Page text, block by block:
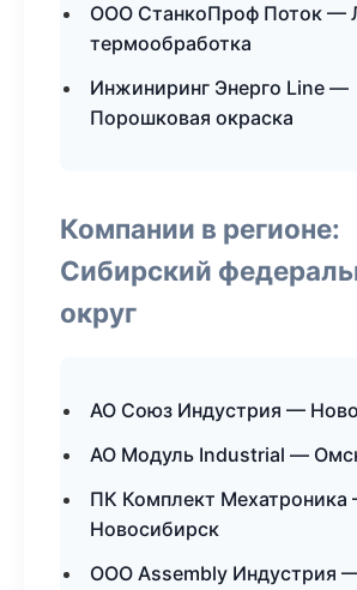
ООО СтанкоПроф Поток —
термообработка
Инжиниринг Энерго Line —
Порошковая окраска
Компании в регионе:
Сибирский
округ
АО Союз Индустрия —
АО Модуль Industrial —
ПК Комплект
Новосибирск
ООО Assembly Индустрия